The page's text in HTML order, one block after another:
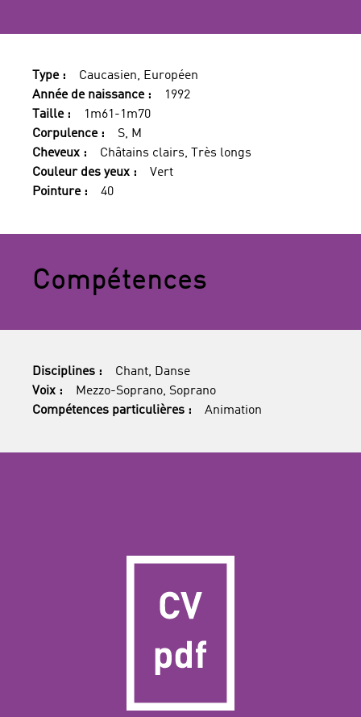
Type :
Caucasien, Européen
Année de naissance :
1992
Taille :
1m61-1m70
Corpulence :
S, M
Cheveux :
Châtains clairs, Très longs
Couleur des yeux :
Vert
Pointure :
40
Compétences
Disciplines :
Chant, Danse
Voix :
Mezzo-Soprano, Soprano
Compétences particulières :
Animation